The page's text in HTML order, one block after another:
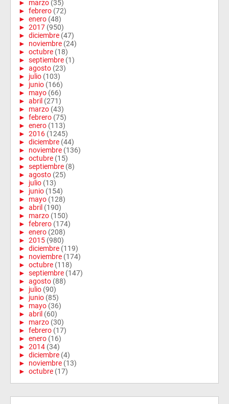
► marzo (35)
► febrero (72)
► enero (48)
► 2017 (950)
► diciembre (47)
► noviembre (24)
► octubre (18)
► septiembre (1)
► agosto (23)
► julio (103)
► junio (166)
► mayo (66)
► abril (271)
► marzo (43)
► febrero (75)
► enero (113)
► 2016 (1245)
► diciembre (44)
► noviembre (136)
► octubre (15)
► septiembre (8)
► agosto (25)
► julio (13)
► junio (154)
► mayo (128)
► abril (190)
► marzo (150)
► febrero (174)
► enero (208)
► 2015 (980)
► diciembre (119)
► noviembre (174)
► octubre (118)
► septiembre (147)
► agosto (88)
► julio (90)
► junio (85)
► mayo (36)
► abril (60)
► marzo (30)
► febrero (17)
► enero (16)
► 2014 (34)
► diciembre (4)
► noviembre (13)
► octubre (17)